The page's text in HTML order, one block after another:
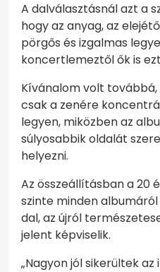
A dalválasztásnál azt a
hogy az anyag, az
pörgős és izgalmas
koncertlemeztől ők is
Kívánalom volt
csak a zenére
legyen, miközben az
súlyosabbik oldalát
helyezni.
Az összeállításban a 20
szinte minden
dal, az újról
jelent képviselik.
„Nagyon jól sikerültek